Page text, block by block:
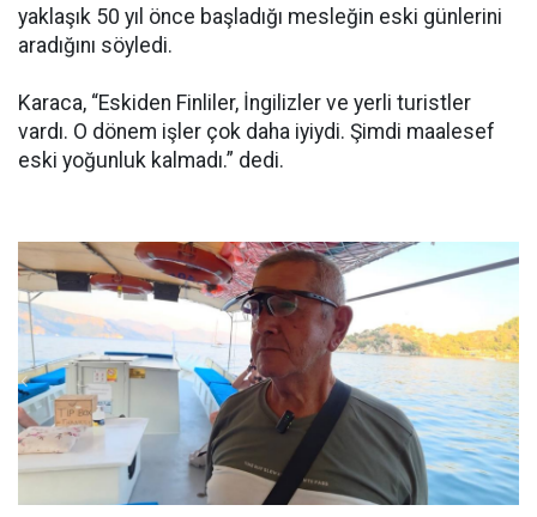
yaklaşık 50 yıl önce başladığı mesleğin eski günlerini
aradığını söyledi.
Karaca, “Eskiden Finliler, İngilizler ve yerli turistler
vardı. O dönem işler çok daha iyiydi. Şimdi maalesef
eski yoğunluk kalmadı.” dedi.